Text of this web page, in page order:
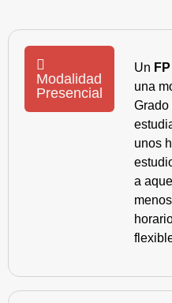
Modalidad
Presencial
Un
una
Grado
unos
a